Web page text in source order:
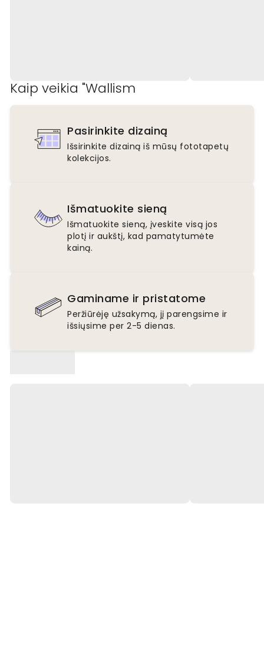
Kaip veikia "Wallism
Pasirinkite dizainą
Išsirinkite dizainą iš mūsų fototapetų
kolekcijos.
Išmatuokite sieną
Išmatuokite sieną, įveskite visą jos
plotį ir aukštį, kad pamatytumėte
kainą.
Gaminame ir pristatome
Peržiūrėję užsakymą, jį parengsime ir
išsiųsime per 2-5 dienas.